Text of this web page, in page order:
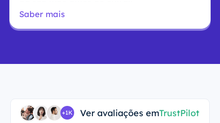
Saber mais
+1K Ver avaliações emTrustPilot